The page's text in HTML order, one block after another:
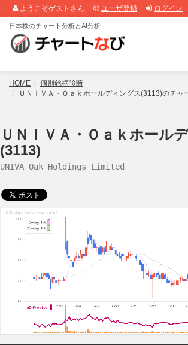
ようこそゲストさん ユーザ登録 ログイン
日本株のチャート分析とAI分析
HOME
個別銘柄診断
ＵＮＩＶＡ・Ｏａｋホールディングス(3113)のチャ
ＵＮＩＶＡ・Ｏａｋホール
(3113)
UNIVA Oak Holdings Limited